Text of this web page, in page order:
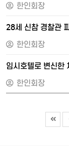
한인회장
28세 신참 경찰관
한인회장
임시호텔로 변신한
한인회장